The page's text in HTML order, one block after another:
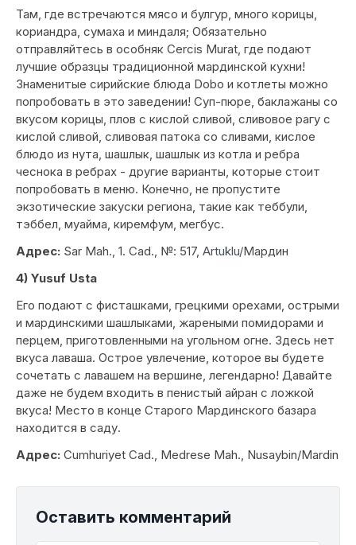
Там, где встречаются мясо и булгур, много корицы,
кориандра, сумаха и миндаля; Обязательно
отправляйтесь в особняк Cercis Murat, где подают
лучшие образцы традиционной мардинской кухни!
Знаменитые сирийские блюда Dobo и котлеты можно
попробовать в это заведении! Суп-пюре, баклажаны со
вкусом корицы, плов с кислой сливой, сливовое рагу с
кислой сливой, сливовая патока со сливами, кислое
блюдо из нута, шашлык, шашлык из котла и ребра
чеснока в ребрах - другие варианты, которые стоит
попробовать в меню. Конечно, не пропустите
экзотические закуски региона, такие как теббули,
тэббел, муайма, киремфум, мегбус.
Адрес: Sar Mah., 1. Cad., №: 517, Artuklu/Мардин
4) Yusuf Usta
Его подают с фисташками, грецкими орехами, острыми
и мардинскими шашлыками, жареными помидорами и
перцем, приготовленными на угольном огне. Здесь нет
вкуса лаваша. Острое увлечение, которое вы будете
сочетать с лавашем на вершине, легендарно! Давайте
даже не будем входить в пенистый айран с ложкой
вкуса! Место в конце Старого Мардинского базара
находится в саду.
Адрес: Cumhuriyet Cad., Medrese Mah., Nusaybin/Mardin
Оставить комментарий